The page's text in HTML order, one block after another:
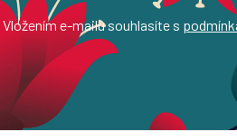
Vložením e-mailu souhlasíte s